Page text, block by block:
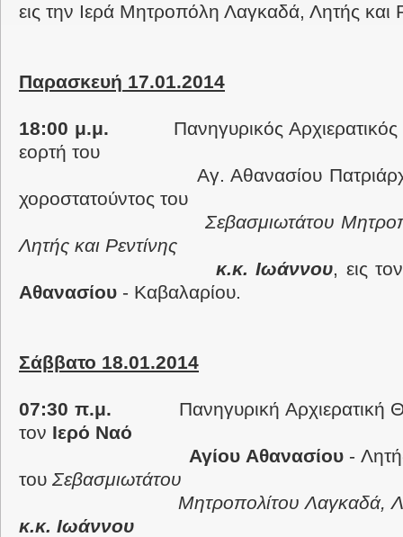
εις την Ιερά Μητροπόλη Λαγκαδά, Λητής και
Παρασκευή 17.01.2014
18:00 μ.μ. Πανηγυρικός Αρχιερατικός
εορτή του
Αγ. Αθανασίου Πατριάρχου
χοροστατούντος του
Σεβασμιωτάτου
Λητής και Ρεντίνης
κ.κ. Ιωάννου, εις
Αθανασίου - Καβαλαρίου.
Σάββατο 18.01.2014
07:30 π.μ.
Πανηγυρική Αρχιερατική
τον Ιερό Ναό
Αγίου Αθανασίου-
του Σεβασμιωτάτου
Μητροπολίτου Λαγκαδά, Λητής
κ.κ. Ιωάννου